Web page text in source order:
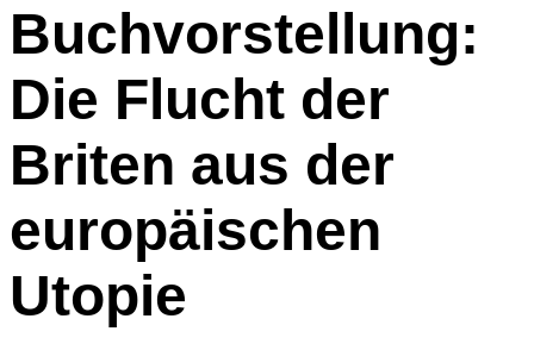
Buchvorstellung:
Die Flucht der
Briten aus der
europäischen
Utopie